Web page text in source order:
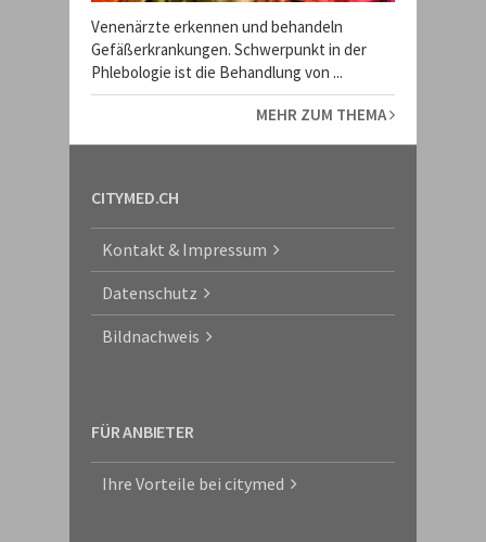
Venenärzte erkennen und behandeln
Gefäßerkrankungen. Schwerpunkt in der
Phlebologie ist die Behandlung von ...
MEHR ZUM THEMA
CITYMED.CH
Kontakt & Impressum
Datenschutz
Bildnachweis
FÜR ANBIETER
Ihre Vorteile bei citymed